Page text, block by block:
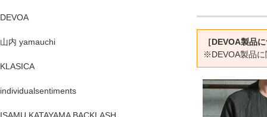
DEVOA
山内 yamauchi
KLASICA
individualsentiments
［DEVOA製品
※DEVOA製品に